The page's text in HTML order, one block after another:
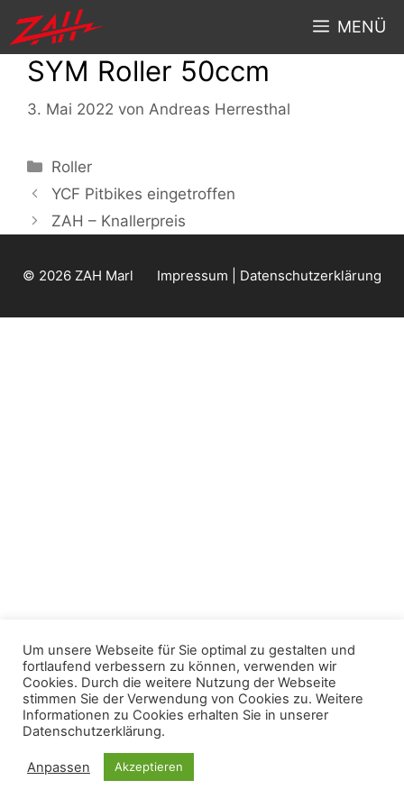
MENÜ
SYM Roller 50ccm
3. Mai 2022 von Andreas Herresthal
Roller
YCF Pitbikes eingetroffen
ZAH – Knallerpreis
© 2026 ZAH Marl Impressum | Datenschutzerklärung
Um unsere Webseite für Sie optimal zu gestalten und
fortlaufend verbessern zu können, verwenden wir
Cookies. Durch die weitere Nutzung der Webseite
stimmen Sie der Verwendung von Cookies zu. Weitere
Informationen zu Cookies erhalten Sie in unserer
Datenschutzerklärung.
Anpassen Akzeptieren